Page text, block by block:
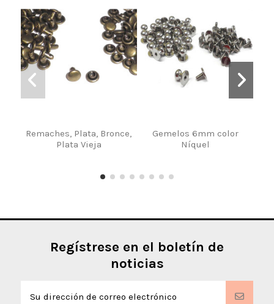
Remaches, Plata, Bronce,
Plata Vieja
Gemelos 6mm color
Níquel
Regístrese en el boletín de
noticias